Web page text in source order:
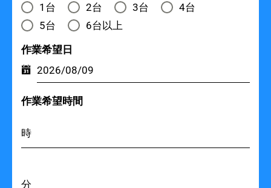
1台
2台 3台
4台
5台
6台以上
作業希望日
作業希望時間
時
分